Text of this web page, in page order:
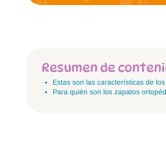
Resumen de
Estas son las características de
Para quién son los zapatos